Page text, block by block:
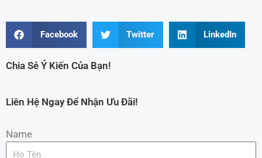
Facebook Twitter LinkedIn
Chia Sẻ Ý Kiến Của Bạn!
Liên Hệ Ngay Để Nhận Ưu Đãi!
Name